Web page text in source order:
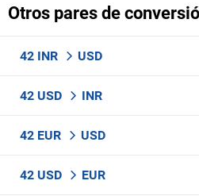
Otros pares de
42 INR USD
42 USD INR
42 EUR USD
42 USD EUR